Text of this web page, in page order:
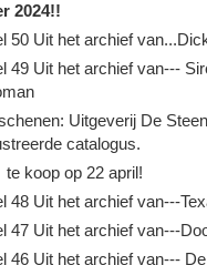
2024!!
50 Uit het archief
49 Uit het archief van---
Uitgeverij De
catalogus.
22 april!
48 Uit het archief van---
47 Uit het archief van---
46 Uit het archief van---